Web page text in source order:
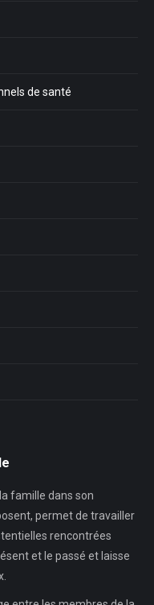
de santé
famille dans son
permet de travailler
rencontrées
et le passé et laisse